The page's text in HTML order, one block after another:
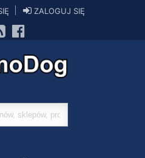
ZALOGUJ SIĘ